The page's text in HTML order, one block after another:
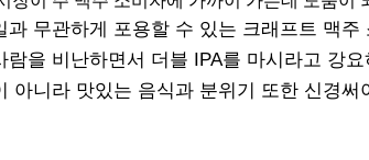
과 무관하게 포용할 수 있는 크래프트 맥주
람을 비난하면서 더블 IPA를 마시라고 강
아니라 맛있는 음식과 분위기 또한 신경써